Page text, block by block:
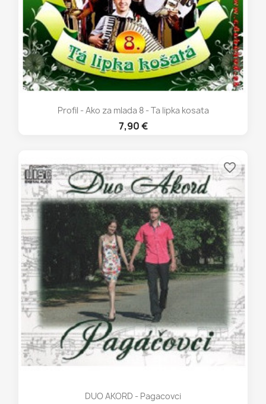
Profil - Ako za mlada 8 - Ta lipka kosata
7,90 €
DUO AKORD - Pagacovci
favorite_border